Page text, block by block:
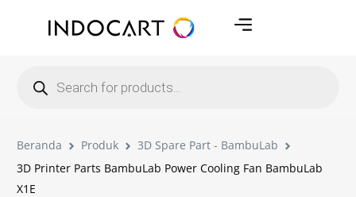
Beranda Produk
3D Spare Part - BambuLab
3D Printer Parts BambuLab Power Cooling Fan BambuLab
X1E